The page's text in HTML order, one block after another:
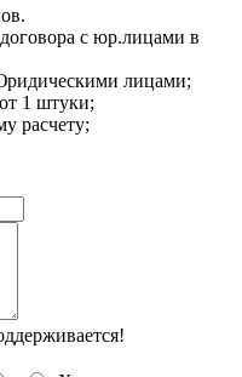
с юр.лицами в
лицами;
1 штуки;
расчету;